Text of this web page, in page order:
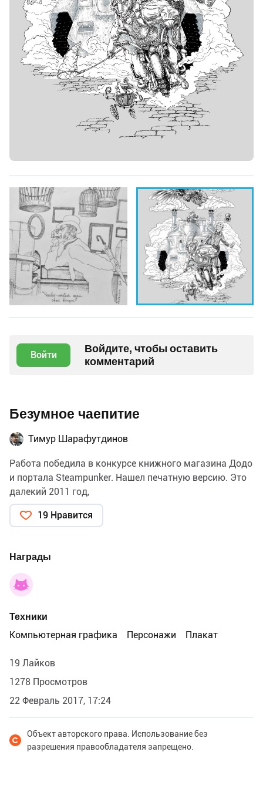
Войти
Войдите, чтобы оставить
комментарий
Безумное чаепитие
Тимур Шарафутдинов
Работа победила в конкурсе книжного магазина Додо
и портала Steampunker. Нашел печатную версию. Это
далекий 2011 год,
19 Нравится
Награды
Техники
Компьютерная графика
Персонажи Плакат
19 Лайков
1278 Просмотров
22 Февраль 2017, 17:24
Объект авторского права. Использование без
разрешения правообладателя запрещено.